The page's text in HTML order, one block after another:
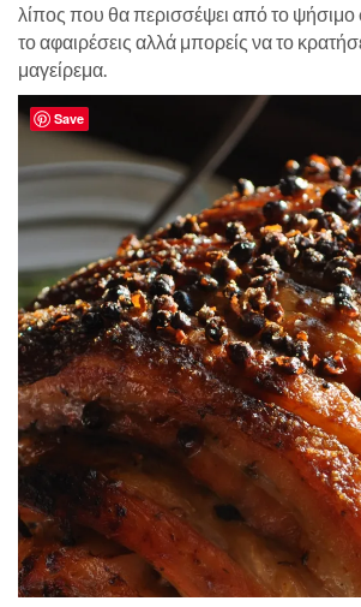
λίπος που θα περισσέψει από το ψήσιμο
το αφαιρέσεις αλλά μπορείς να το
μαγείρεμα.
Save